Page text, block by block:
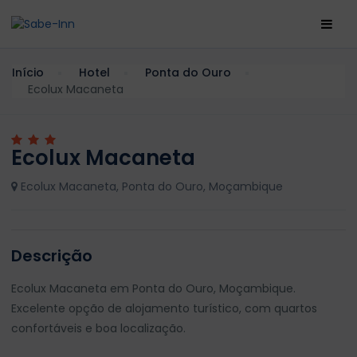
Início Hotel
Ponta do Ouro
Ecolux Macaneta
Ecolux Macaneta
Ecolux Macaneta, Ponta do Ouro, Moçambique
Descrição
Ecolux Macaneta em Ponta do Ouro, Moçambique.
Excelente opção de alojamento turístico, com quartos
confortáveis e boa localização.